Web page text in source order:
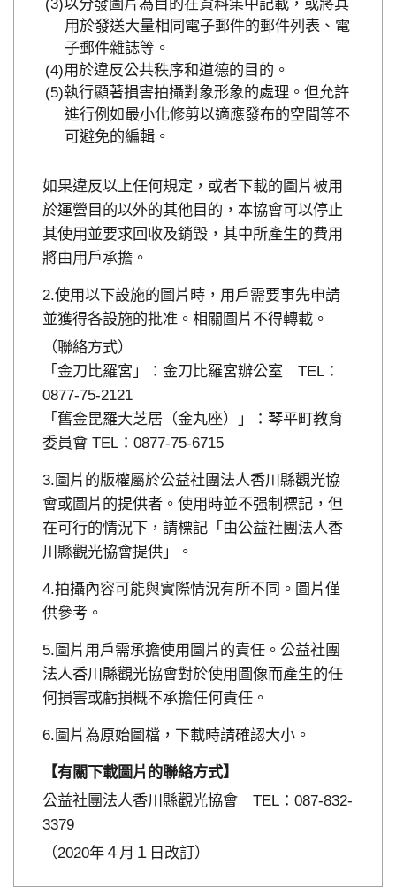
用於發送大量相同電子郵件的郵件列表、電
子郵件雜誌等。
用於違反公共秩序和道德的目的。
執行顯著損害拍攝對象形象的處理。但允許
進行例如最小化修剪以適應發布的空間等不
可避免的編輯。
如果違反以上任何規定，或者下載的圖片被用
於運營目的以外的其他目的，本協會可以停止
其使用並要求回收及銷毀，其中所產生的費用
將由用戶承擔。
使用以下設施的圖片時，用戶需要事先申請
並獲得各設施的批准。相關圖片不得轉載。
（聯絡方式）
「金刀比羅宮」：金刀比羅宮辦公室 TEL：
0877-75-2121
「舊金毘羅大芝居（金丸座）」：琴平町教育
委員會 TEL：0877-75-6715
圖片的版權屬於公益社團法人香川縣觀光協
會或圖片的提供者。使用時並不强制標記，但
在可行的情況下，請標記「由公益社團法人香
川縣觀光協會提供」。
拍攝內容可能與實際情況有所不同。圖片僅
供參考。
圖片用戶需承擔使用圖片的責任。公益社團
法人香川縣觀光協會對於使用圖像而產生的任
何損害或虧損概不承擔任何責任。
圖片為原始圖檔，下載時請確認大小。
【有關下載圖片的聯絡方式】
公益社團法人香川縣觀光協會 TEL：087-832-
3379
（2020年４月１日改訂）